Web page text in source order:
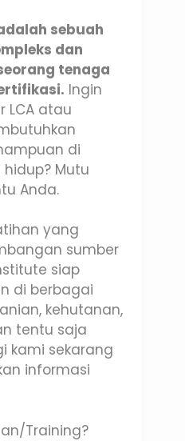
sebuah
dan
tenaga
Ingin
LCA atau
di
Mutu
Anda.
yang
sumber
siap
di berbagai
kehutanan,
tentu saja
kami sekarang
informasi
Training?